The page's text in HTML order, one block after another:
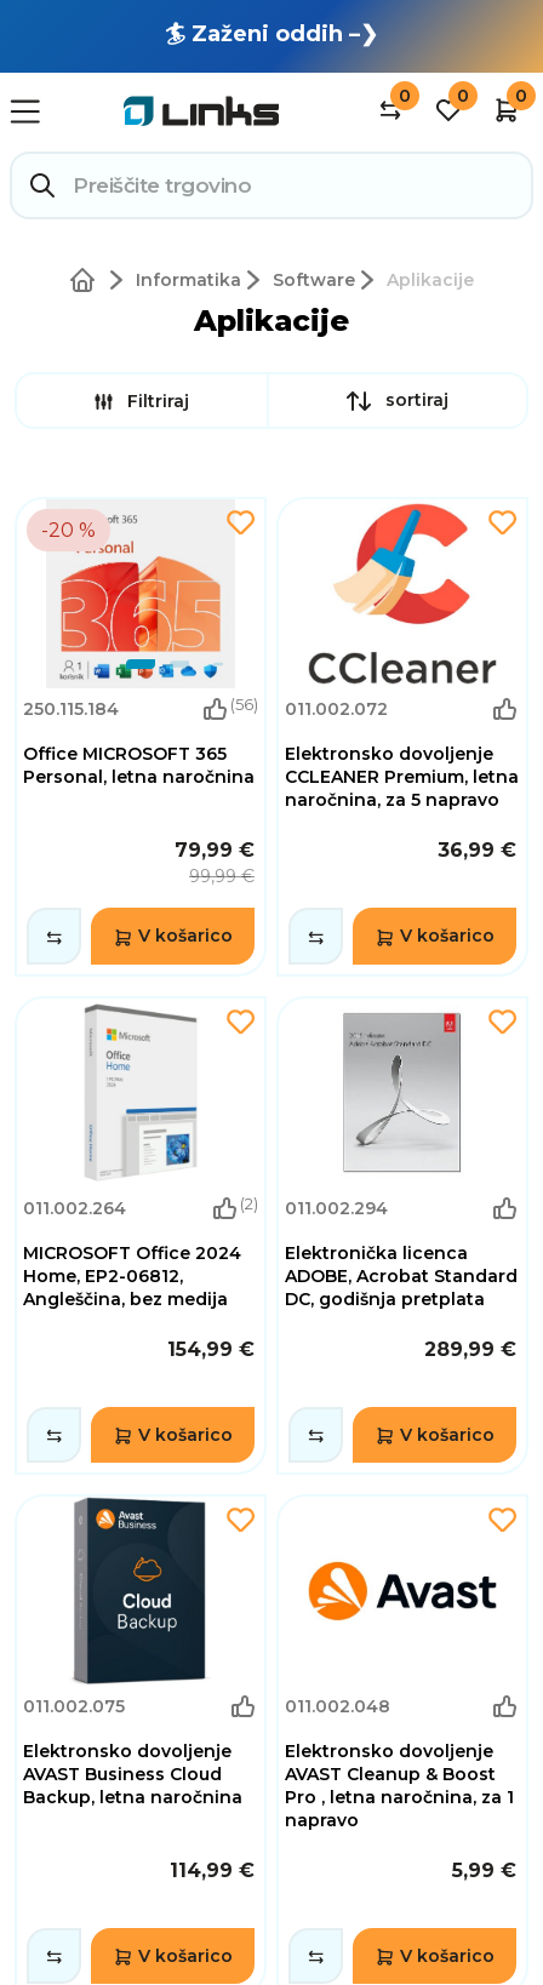
🏄 Zaženi oddih –❯
0 0 0
Informatika Software Aplikacije
Aplikacije
Filtriraj sortiraj
-20 %
250.115.184 (56)
Office MICROSOFT 365
Personal, letna naročnina
79,99 €
99,99 €
V košarico
011.002.072
Elektronsko dovoljenje
CCLEANER Premium, letna
naročnina, za 5 napravo
36,99 €
V košarico
011.002.264 (2)
MICROSOFT Office 2024
Home, EP2-06812,
Angleščina, bez medija
154,99 €
V košarico
011.002.294
Elektronička licenca
ADOBE, Acrobat Standard
DC, godišnja pretplata
289,99 €
V košarico
011.002.075
Elektronsko dovoljenje
AVAST Business Cloud
Backup, letna naročnina
114,99 €
V košarico
011.002.048
Elektronsko dovoljenje
AVAST Cleanup & Boost
Pro , letna naročnina, za 1
napravo
5,99 €
V košarico